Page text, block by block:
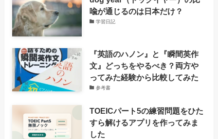
喩が通じるのは日本だけ？
学習日記
『英語のハノン』と『瞬間英作
文』どっちをやるべき？両方や
ってみた経験から比較してみた
参考書
TOEICパート5の練習問題をひた
すら解けるアプリを作ってみま
した